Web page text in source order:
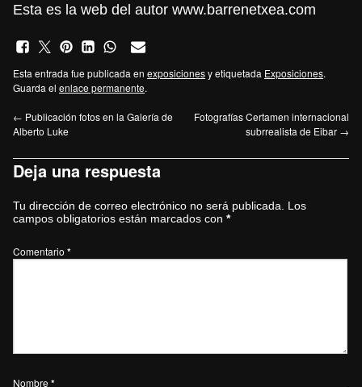
Esta es la web del autor www.barrenetxea.com
Esta entrada fue publicada en exposicionesy etiquetada Exposiciones.
Guarda el enlace permanente.
← Publicación fotos en la Galería de
Alberto Luke
Fotografías Certamen internacional
subrrealista de Eibar →
Deja una respuesta
Tu dirección de correo electrónico no será publicada.
Los
campos obligatorios están marcados con *
Comentario *
Nombre *